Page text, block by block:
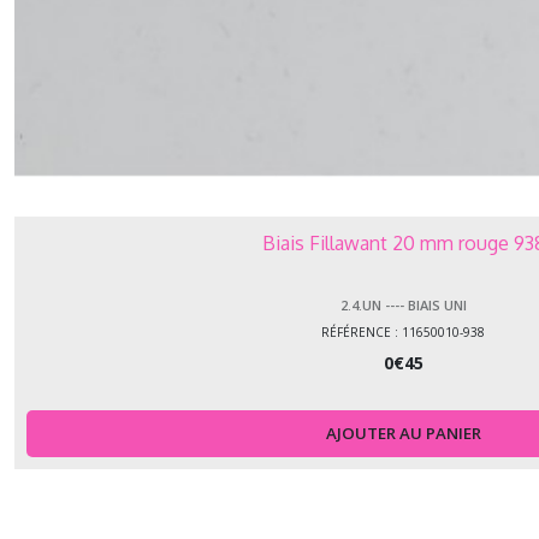
Biais Fillawant 20 mm rouge
2.4.UN ---- BIAIS UNI
RÉFÉRENCE : 11650010-938
0€45
AJOUTER AU PANIER